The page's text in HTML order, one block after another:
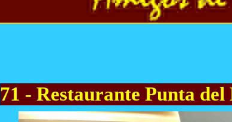
71 - Restaurante Punta del